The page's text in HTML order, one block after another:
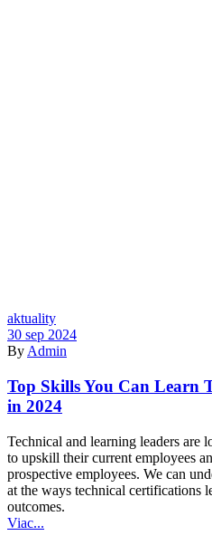
Kategórie
aktuality
30 sep 2024
By Admin
Top Skills You Can Learn
in 2024
Technical and learning leaders are
to upskill their current employees
prospective employees. We can
at the ways technical certifications
outcomes.
Viac...